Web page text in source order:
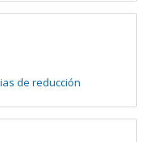
de reducción